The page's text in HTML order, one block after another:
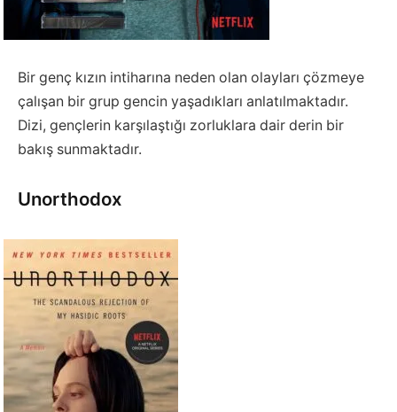
Bir genç kızın intiharına neden olan olayları çözmeye
çalışan bir grup gencin yaşadıkları anlatılmaktadır.
Dizi, gençlerin karşılaştığı zorluklara dair derin bir
bakış sunmaktadır.
Unorthodox